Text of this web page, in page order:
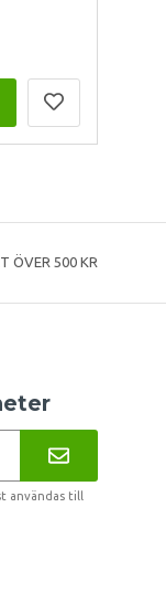
ÖVER 500 KR
användas till